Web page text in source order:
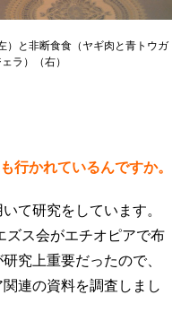
）と非断食食（ヤギ肉と青トウガ
ラ）（右）
かれているんですか。
て研究をしています。
ズス会がエチオピアで布
究上重要だったので、
連の資料を調査しまし